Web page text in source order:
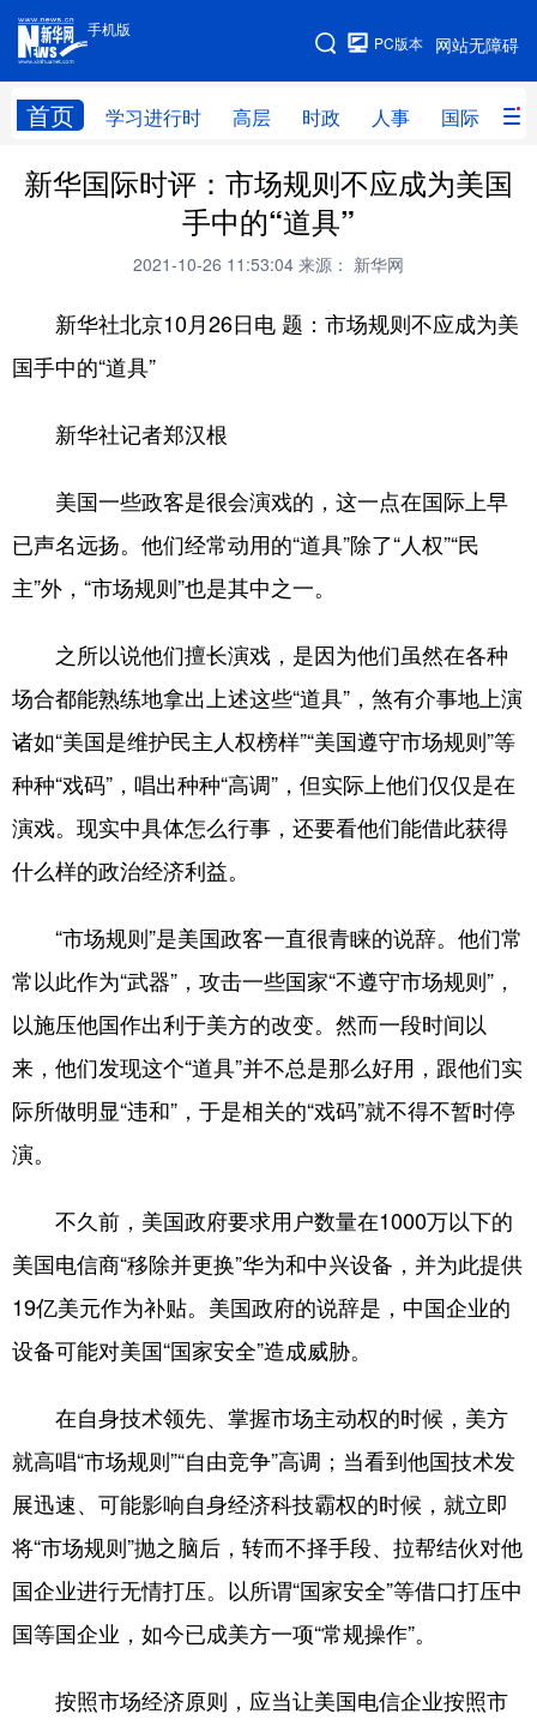
手机版
网站无障碍
PC版本
首页 学习进行时 高层 时政 人事 国际 财
手机版
网站地图
学习进行时 高层 时政 人事
财经 网评
全球连线
科技 科创 量子 体育
文化
访谈 视频
食品 人居 信息化 数字经济
学术中国 乡村振兴
彩票 娱乐 时尚 悦读
公益 一带一路 亚太网 上市公司
文化产业
地方频道
北京 天津 河北 山西
辽宁 吉林 上海 江苏
浙江 安徽 福建 江西
山东 河南 湖北 湖南
陕西 甘肃 青海 宁夏
新疆 内蒙古 黑龙江
English Español Français عربى
Русский язык 日本語 한국어
新华国际时评：市场规则不应成为美国
手中的“道具”
2021-10-26 11:53:04 来源： 新华网
新华社北京10月26日电 题：市场规则不应成为美
国手中的“道具”
新华社记者郑汉根
美国一些政客是很会演戏的，这一点在国际上早
已声名远扬。他们经常动用的“道具”除了“人权”“民
主”外，“市场规则”也是其中之一。
之所以说他们擅长演戏，是因为他们虽然在各种
场合都能熟练地拿出上述这些“道具”，煞有介事地上演
诸如“美国是维护民主人权榜样”“美国遵守市场规则”等
种种“戏码”，唱出种种“高调”，但实际上他们仅仅是在
演戏。现实中具体怎么行事，还要看他们能借此获得
什么样的政治经济利益。
“市场规则”是美国政客一直很青睐的说辞。他们常
常以此作为“武器”，攻击一些国家“不遵守市场规则”，
以施压他国作出利于美方的改变。然而一段时间以
来，他们发现这个“道具”并不总是那么好用，跟他们实
际所做明显“违和”，于是相关的“戏码”就不得不暂时停
演。
不久前，美国政府要求用户数量在1000万以下的
美国电信商“移除并更换”华为和中兴设备，并为此提供
19亿美元作为补贴。美国政府的说辞是，中国企业的
设备可能对美国“国家安全”造成威胁。
在自身技术领先、掌握市场主动权的时候，美方
就高唱“市场规则”“自由竞争”高调；当看到他国技术发
展迅速、可能影响自身经济科技霸权的时候，就立即
将“市场规则”抛之脑后，转而不择手段、拉帮结伙对他
国企业进行无情打压。以所谓“国家安全”等借口打压中
国等国企业，如今已成美方一项“常规操作”。
按照市场经济原则，应当让美国电信企业按照市